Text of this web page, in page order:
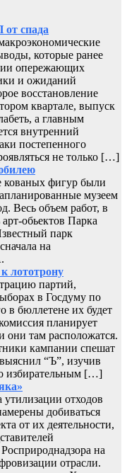
спада
которые ранее
опережающих
и ожиданий
восстановление
квартале, выпуск
а главным
внутренний
постепенного
не только […]
кованых фигур были
музеем
Весь объем работ, в
обьектов Парка
парк
на
лототрону
партий,
в Госдуму по
в бюллетене их будет
планирует
они там расположатся.
кампании спешат
“Ъ”, изучив
избирательным […]
отходов
добиваться
от их деятельности,
на
отрасли.